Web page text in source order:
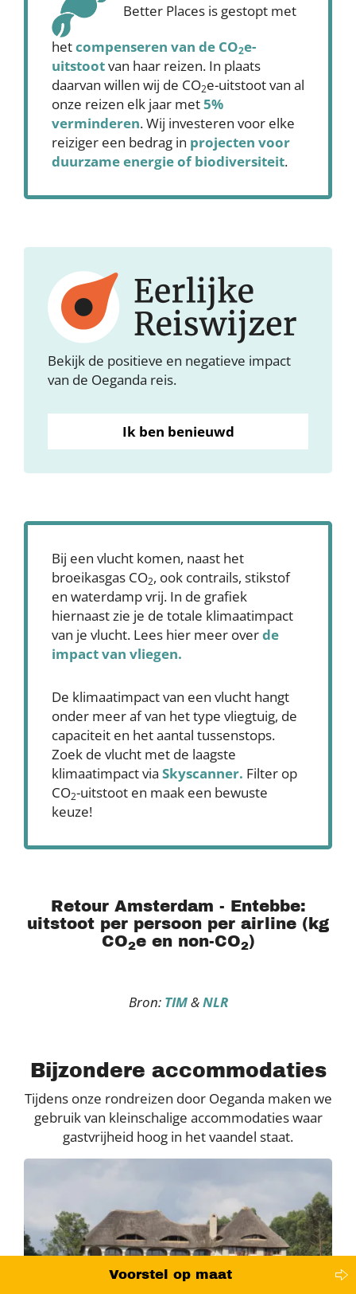
Better Places is gestopt met
hetcompenseren van de CO2e-
uitstootvan haar reizen. In plaats
daarvan willen wij de CO2e-uitstoot van al
onze reizen elk jaar met5%
verminderen. Wij investeren voor elke
reiziger een bedrag in projecten voor
duurzame energie of biodiversiteit.
Bekijk de positieve en negatieve impact
van de Oeganda reis.
Ik ben benieuwd
Bij een vlucht komen, naast het
broeikasgas CO2, ook contrails, stikstof
en waterdamp vrij. In de grafiek
hiernaast zie je de totale klimaatimpact
van je vlucht. Lees hier meer overde
impact van vliegen.
De klimaatimpact van een vlucht hangt
onder meer af van het type vliegtuig, de
capaciteit en het aantal tussenstops.
Zoek de vlucht met de laagste
klimaatimpact via Skyscanner. Filter op
CO2-uitstoot en maak een bewuste
keuze!
Retour Amsterdam - Entebbe:
uitstoot per persoon per airline (kg
CO2e en non-CO2)
Bron: TIM&NLR
Bijzondere accommodaties
Tijdens onze rondreizen door Oeganda maken we
gebruik van kleinschalige accommodaties waar
gastvrijheid hoog in het vaandel staat.
Voorstel op maat